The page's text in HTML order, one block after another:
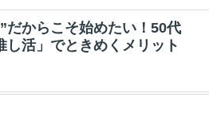
だからこそ始めたい！50代
し活」でときめくメリット